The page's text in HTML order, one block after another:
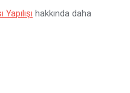
hakkında daha